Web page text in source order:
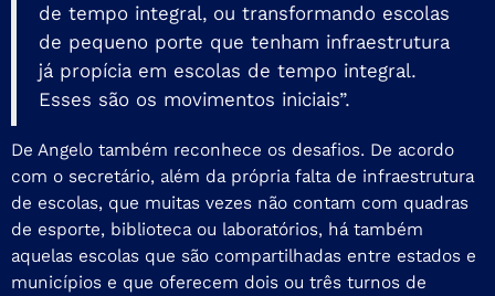
de tempo integral, ou transformando escolas
de pequeno porte que tenham infraestrutura
já propícia em escolas de tempo integral.
Esses são os movimentos iniciais”.
De Angelo também reconhece os desafios. De acordo
com o secretário, além da própria falta de infraestrutura
de escolas, que muitas vezes não contam com quadras
de esporte, biblioteca ou laboratórios, há também
aquelas escolas que são compartilhadas entre estados e
municípios e que oferecem dois ou três turnos de